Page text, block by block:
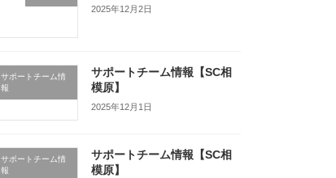
2025年12月2日
サポートチーム情
報
サポートチーム情報【SC相
模原】
2025年12月1日
サポートチーム情
報
サポートチーム情報【SC相
模原】